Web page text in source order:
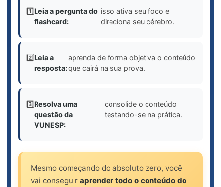
1️⃣Leia a pergunta do
flashcard:
isso ativa seu foco e
direciona seu cérebro.
2️⃣Leia a
resposta:
aprenda de forma objetiva o conteúdo
que cairá na sua prova.
3️⃣Resolva uma
questão da
VUNESP:
consolide o conteúdo
testando-se na prática.
Mesmo começando do absoluto zero, você
vai conseguir aprender todo o conteúdo do